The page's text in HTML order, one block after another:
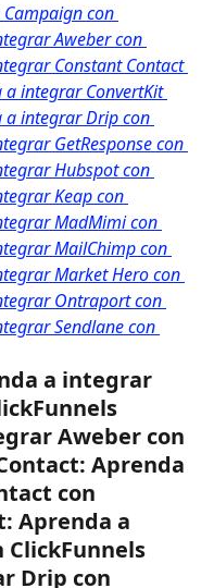
con
Aweber con
Constant Contact
a integrar ConvertKit
a integrar Drip con
GetResponse con
Hubspot con
Keap con
MadMimi con
MailChimp con
Market Hero con
Ontraport con
Sendlane con
a integrar
Aweber con
Aprenda
con
Aprenda a
Drip con